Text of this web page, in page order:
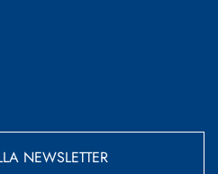
NEWSLETTER